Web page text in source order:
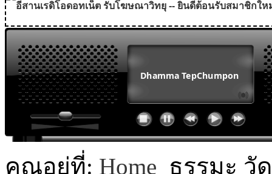
อีสานเรดิโอดอทเน็ต รับโฆษณาวิทยุ -- ยินดีต้อนรับสมาชิกใหม่
MODULE SBAHJAOUI YOUTUBE
MODULE SBAHJAOUI MEMORY GAME
MODULE SBAHJAOUI ACCORDION MENU
คุณอยู่ที่: Home ธรรมะ วั